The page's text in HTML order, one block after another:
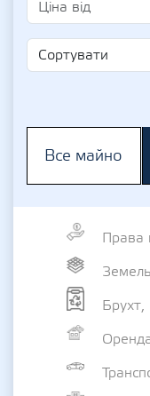
Все майно
Права
Брухт,